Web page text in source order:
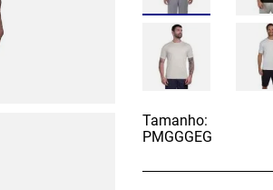
Tamanho:
PMGGGEG